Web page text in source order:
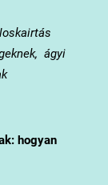
ágyi
hogyan